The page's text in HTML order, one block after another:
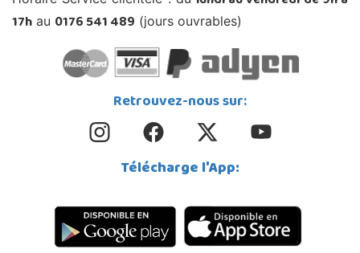
17h au 0176 541 489 (jours ouvrables)
Retrouvez-nous sur:
Télécharge l'App: